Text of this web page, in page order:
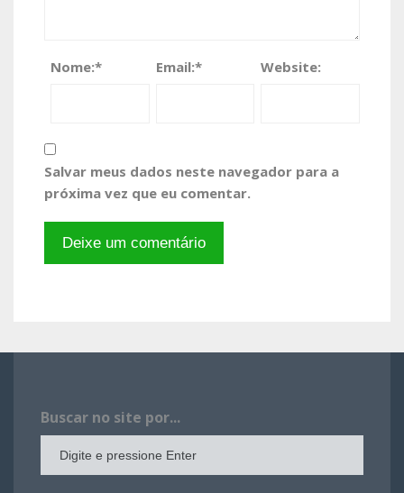
Nome:* Email:* Website:
Salvar meus dados neste navegador para a
próxima vez que eu comentar.
Buscar no site por...